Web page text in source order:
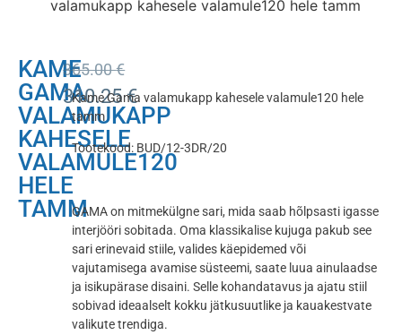
valamukapp kahesele valamule120 hele tamm
KAME
GAMA
VALAMUKAPP
KAHESELE
VALAMULE120
HELE
TAMM
365.00€
310.25€
Kame Gama valamukapp kahesele valamule120 hele
tamm
Tootekood: BUD/12-3DR/20
GAMA on mitmekülgne sari, mida saab hõlpsasti igasse
interjööri sobitada. Oma klassikalise kujuga pakub see
sari erinevaid stiile, valides käepidemed või
vajutamisega avamise süsteemi, saate luua ainulaadse
ja isikupärase disaini. Selle kohandatavus ja ajatu stiil
sobivad ideaalselt kokku jätkusuutlike ja kauakestvate
valikute trendiga.